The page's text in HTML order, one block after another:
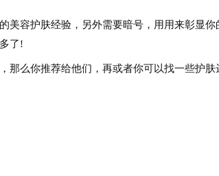
容护肤经验，另外需要暗号，用用来彰显你
了!
么你推荐给他们，再或者你可以找一些护肤